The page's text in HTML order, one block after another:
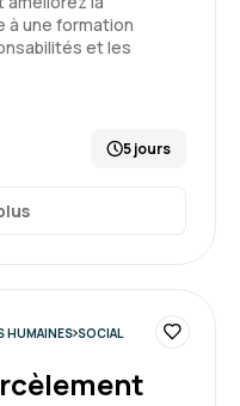
à une formation
et les
5 jours
HUMAINES SOCIAL